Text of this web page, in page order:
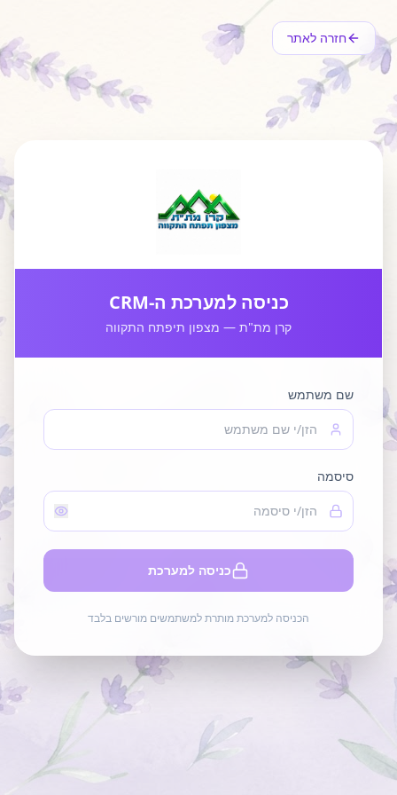
חזרה לאתר
כניסה למערכת ה-CRM
קרן מת"ת — מצפון תיפתח התקווה
שם משתמש
סיסמה
כניסה למערכת
הכניסה למערכת מותרת למשתמשים מורשים בלבד